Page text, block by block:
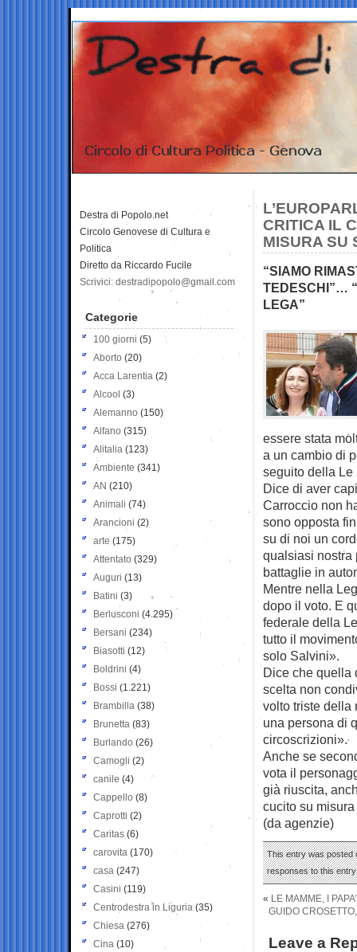
CRITICA IL
MISURA SU
“SIAMO
TEDESCHI”…
LEGA”
essere stata
a un cambio di
seguito della Le
Dice di aver
Carroccio non
sono opposta
su di noi un
qualsiasi nostra
battaglie in
Mentre nella
dopo il voto. E
federale della
tutto il
solo Salvini».
Dice che quella
scelta non
volto triste della
una persona di
circoscrizioni».
Anche se
vota il
già riuscita,
cucito su
(da agenzie)
This entry was posted
responses to this
« LE MAMME, I
GUIDO
Leave a
Destra di Popolo.net
Circolo Genovese di Cultura e
Politica
Diretto da Riccardo Fucile
Scrivici: destradipopolo@gmail.com
Categorie
100 giorni (5)
Aborto (20)
Acca Larentia (2)
Alcool (3)
Alemanno (150)
Alfano (315)
Alitalia (123)
Ambiente (341)
AN (210)
Animali (74)
Arancioni (2)
arte (175)
Attentato (329)
Auguri (13)
Batini (3)
Berlusconi (4.295)
Bersani (234)
Biasotti (12)
Boldrini (4)
Bossi (1.221)
Brambilla (38)
Brunetta (83)
Burlando (26)
Camogli (2)
canile (4)
Cappello (8)
Caprotti (2)
Caritas (6)
carovita (170)
casa (247)
Casini (119)
Centrodestra in Liguria (35)
Chiesa (276)
Cina (10)